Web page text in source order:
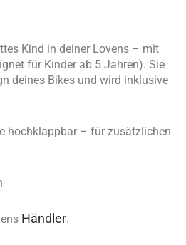
Kind in deiner Lovens – mit
für Kinder ab 5 Jahren). Sie
deines Bikes und wird inklusive
hochklappbar – für zusätzlichen
Händler.